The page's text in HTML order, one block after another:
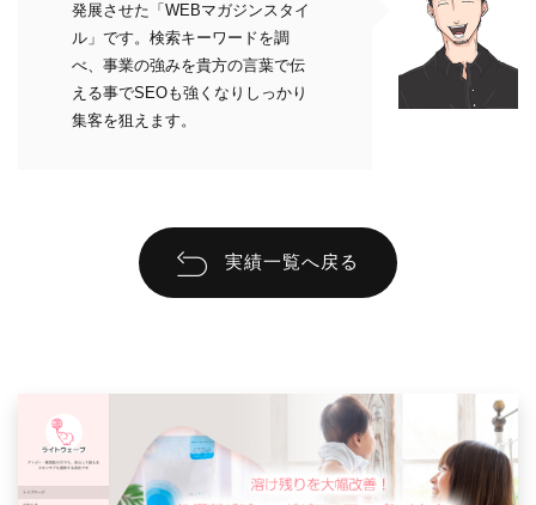
発展させた「WEBマガジンスタイ
ル」です。検索キーワードを調
べ、事業の強みを貴方の言葉で伝
える事でSEOも強くなりしっかり
集客を狙えます。
実績一覧へ戻る